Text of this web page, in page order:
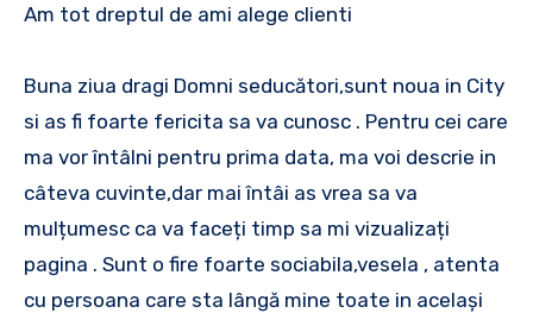
Am tot dreptul de ami alege clienti
Buna ziua dragi Domni seducători,sunt noua in City
si as fi foarte fericita sa va cunosc . Pentru cei care
ma vor întâlni pentru prima data, ma voi descrie in
câteva cuvinte,dar mai întâi as vrea sa va
mulțumesc ca va faceți timp sa mi vizualizați
pagina . Sunt o fire foarte sociabila,vesela , atenta
cu persoana care sta lângă mine toate in același